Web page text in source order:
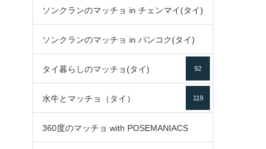
ソンクランのマッチョ in チェンマイ(タイ)
ソンクランのマッチョ in バンコク(タイ)
85
タイ暮らしのマッチョ(タイ) 92
水牛とマッチョ（タイ） 119
360度のマッチョ with POSEMANIACS